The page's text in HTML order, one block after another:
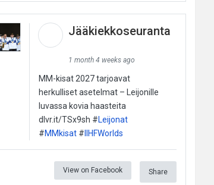
Jääkiekkoseuranta
1 month 4 weeks ago
MM-kisat 2027 tarjoavat
herkulliset asetelmat – Leijonille
luvassa kovia haasteita
dlvr.it/TSx9sh #Leijonat
#MMkisat#IIHFWorlds
View on Facebook Share